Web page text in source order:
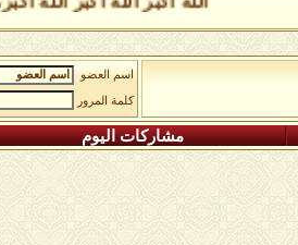
اسم العضو
كلمة المرور
مشاركات اليوم